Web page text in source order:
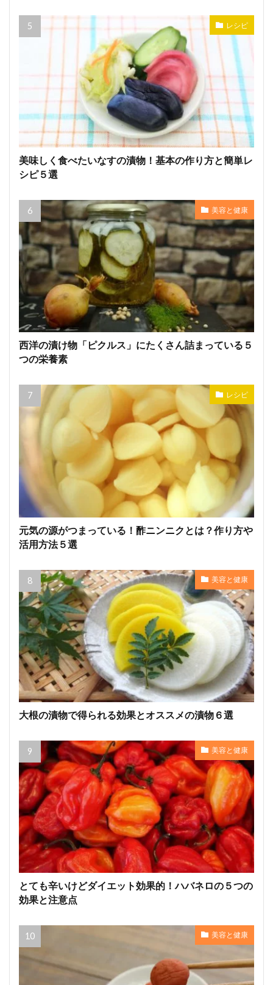
レシピ
美味しく食べたいなすの漬物！基本の作り方と簡単レ
シピ５選
美容と健康
西洋の漬け物「ピクルス」にたくさん詰まっている５
つの栄養素
レシピ
元気の源がつまっている！酢ニンニクとは？作り方や
活用方法５選
美容と健康
大根の漬物で得られる効果とオススメの漬物６選
美容と健康
とても辛いけどダイエット効果的！ハバネロの５つの
効果と注意点
美容と健康